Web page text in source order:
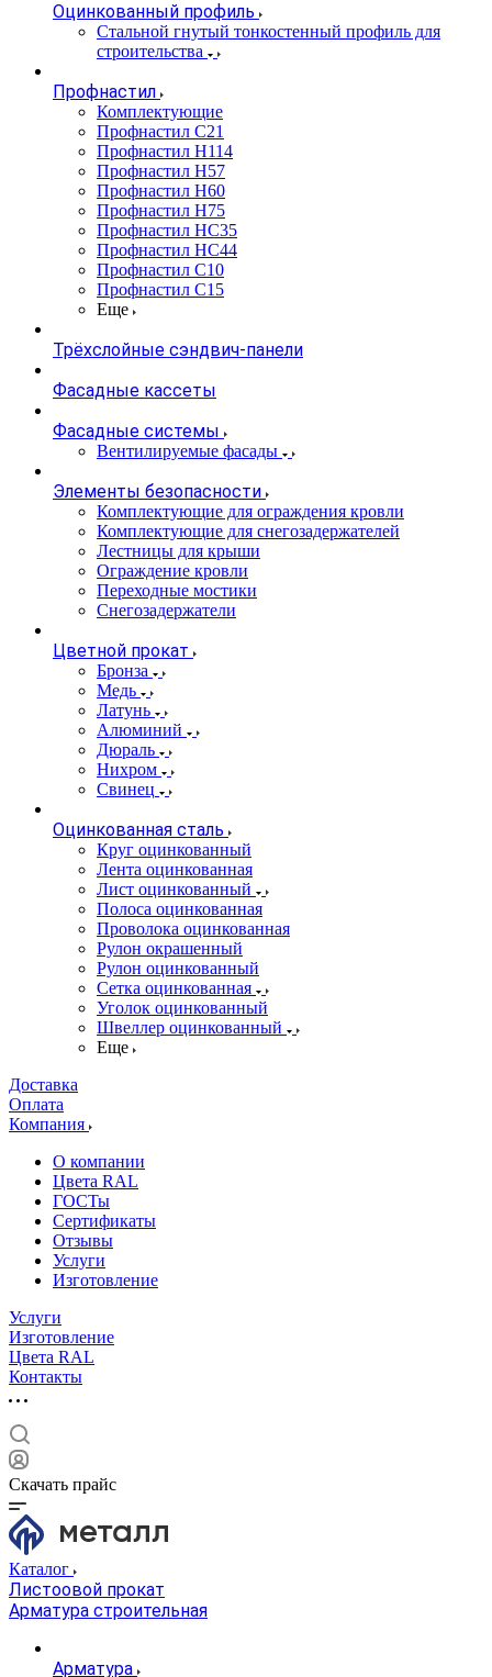
Оцинкованный профиль
Стальной гнутый тонкостенный профиль для
строительства
Профнастил
Комплектующие
Профнастил C21
Профнастил Н114
Профнастил Н57
Профнастил Н60
Профнастил Н75
Профнастил НС35
Профнастил НС44
Профнастил С10
Профнастил С15
Еще
Трёхслойные сэндвич-панели
Фасадные кассеты
Фасадные системы
Вентилируемые фасады
Элементы безопасности
Комплектующие для ограждения кровли
Комплектующие для снегозадержателей
Лестницы для крыши
Ограждение кровли
Переходные мостики
Снегозадержатели
Цветной прокат
Бронза
Медь
Латунь
Алюминий
Дюраль
Нихром
Свинец
Оцинкованная сталь
Круг оцинкованный
Лента оцинкованная
Лист оцинкованный
Полоса оцинкованная
Проволока оцинкованная
Рулон окрашенный
Рулон оцинкованный
Сетка оцинкованная
Уголок оцинкованный
Швеллер оцинкованный
Еще
Доставка
Оплата
Компания
О компании
Цвета RAL
ГОСТы
Сертификаты
Отзывы
Услуги
Изготовление
Услуги
Изготовление
Цвета RAL
Контакты
Скачать прайс
Каталог
Листоовой прокат
Арматура строительная
Арматура